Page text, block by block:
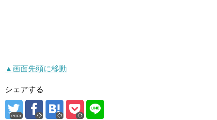
▲画面先頭に移動
シェアする
error